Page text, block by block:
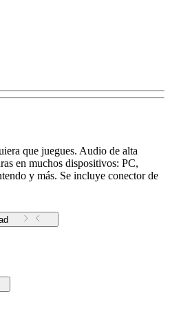
que juegues. Audio de alta
en muchos dispositivos: PC,
y más. Se incluye conector de